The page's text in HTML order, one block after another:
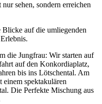
sehen, sondern erreichen
Blicke auf die umliegenden
die Jungfrau: Wir starten auf
auf den Konkordiaplatz,
bis ins Lötschental. Am
einem spektakulären
Die Perfekte Mischung aus